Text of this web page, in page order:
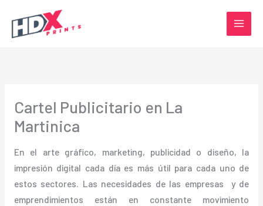
contenido
Cartel Publicitario en La
Martinica
En el arte gráfico, marketing, publicidad o diseño, la
impresión digital cada día es más útil para cada uno de
estos sectores. Las necesidades de las empresas y de
emprendimientos están en constante movimiento